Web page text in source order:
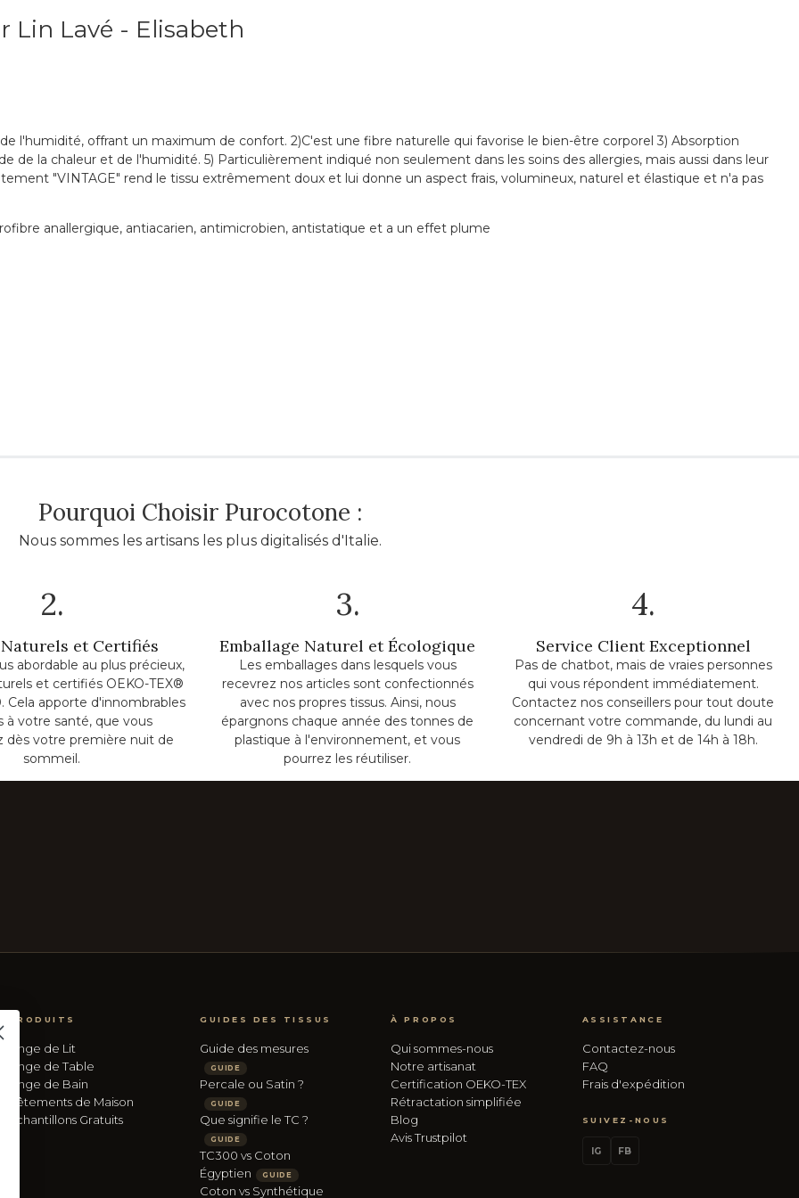
Lin Lavé - Elisabeth
l'humidité, offrant un maximum de confort. 2)C'est une fibre naturelle qui favorise le bien-être corporel 3) Absorption
de la chaleur et de l'humidité. 5) Particulièrement indiqué non seulement dans les soins des allergies, mais aussi dans leur
"VINTAGE" rend le tissu extrêmement doux et lui donne un aspect frais, volumineux, naturel et élastique et n'a pas
anallergique, antiacarien, antimicrobien, antistatique et a un effet plume
Pourquoi Choisir Purocotone :
Nous sommes les artisans les plus digitalisés d'Italie.
2.
et Certifiés
abordable au plus précieux,
et certifiés OEKO-TEX®
Cela apporte d'innombrables
à votre santé, que vous
dès votre première nuit de
sommeil.
3.
Emballage Naturel et Écologique
Les emballages dans lesquels vous
recevrez nos articles sont confectionnés
avec nos propres tissus. Ainsi, nous
épargnons chaque année des tonnes de
plastique à l'environnement, et vous
pourrez les réutiliser.
4.
Service Client Exceptionnel
Pas de chatbot, mais de vraies personnes
qui vous répondent immédiatement.
Contactez nos conseillers pour tout doute
concernant votre commande, du lundi au
vendredi de 9h à 13h et de 14h à 18h.
PRODUITS
Linge de Lit
Linge de Table
Linge de Bain
Vêtements de Maison
Échantillons Gratuits
GUIDES DES TISSUS
Guide des mesures
GUIDE
Percale ou Satin ?
GUIDE
Que signifie le TC ?
GUIDE
TC300 vs Coton
Égyptien
GUIDE
Coton vs Synthétique
À PROPOS
Qui sommes-nous
Notre artisanat
Certification OEKO-TEX
Rétractation simplifiée
Blog
Avis Trustpilot
ASSISTANCE
Contactez-nous
FAQ
Frais d'expédition
SUIVEZ-NOUS
IG FB